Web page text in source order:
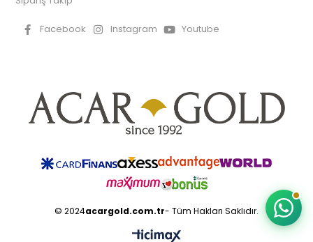
Facebook Instagram Youtube
© 2024acargold.com.tr- Tüm Hakları Saklıdır.